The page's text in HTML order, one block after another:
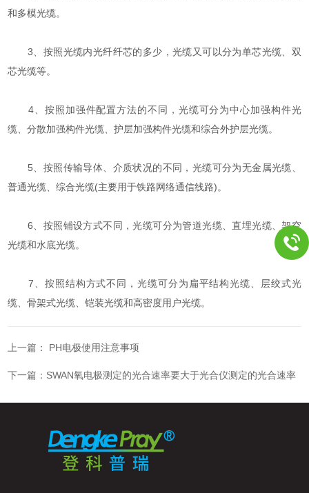
和多模光缆。
3、按照光缆内光纤纤芯的多少，光缆又可以分为单芯光缆、双
芯光缆等。
4、按照加强件配置方法的不同，光缆可分为中心加强构件光
缆、分散加强构件光缆、护层加强构件光缆和综合外护层光缆。
5、按照传输导体、介质状况的不同，光缆可分为无金属光缆、
普通光缆、综合光缆(主要用于铁路网络通信线路)。
6、按照铺设方式不同，光缆可分为管道光缆、直埋光缆、架空
光缆和水底光缆。
7、按照结构方式不同，光缆可分为扁平结构光缆、层绞式光
缆、骨架式光缆、铠装光缆和高密度用户光缆。
上一篇： PH电极使用注意事项
下一篇： SWAN氧电极测定的光合速率要大于光合仪测定的光合速率